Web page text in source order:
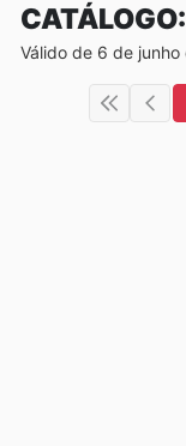
Válido de 6 de